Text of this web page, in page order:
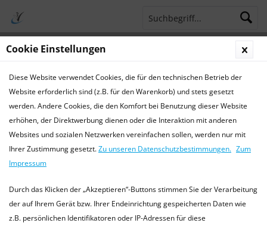
Terminsprechstunde Service Hotline 04421 773770
Chirurgie
Chirurgie für Kleintiere, Heimtiere und Exoten
Kater , Heimtiere männlich / weiblich (Kaninchen,...mehr
erfahren »
Cookie Einstellungen
Diese Website verwendet Cookies, die für den technischen Betrieb der
Website erforderlich sind (z.B. für den Warenkorb) und stets gesetzt
werden. Andere Cookies, die den Komfort bei Benutzung dieser Website
erhöhen, der Direktwerbung dienen oder die Interaktion mit anderen
Websites und sozialen Netzwerken vereinfachen sollen, werden nur mit
Ihrer Zustimmung gesetzt.Zu unseren Datenschutzbestimmungen. Zum
Impressum
Durch das Klicken der „Akzeptieren“-Buttons stimmen Sie der Verarbeitung
der auf Ihrem Gerät bzw. Ihrer Endeinrichtung gespeicherten Daten wie
z.B. persönlichen Identifikatoren oder IP-Adressen für diese